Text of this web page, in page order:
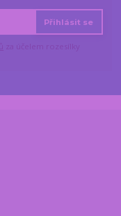
Přihlásit se